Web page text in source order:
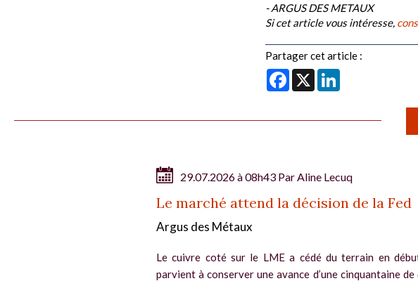
- ARGUS DES METAUX
Si cet article vous intéresse,
Partager cet article :
Facebook
X
29.07.2026 à 08h43 Par Aline Lecuq
Le marché attend la décision de la Fed
Argus des Métaux
Le cuivre coté sur le LME a cédé du terrain en
parvient à conserver une avance d’une cinquantaine